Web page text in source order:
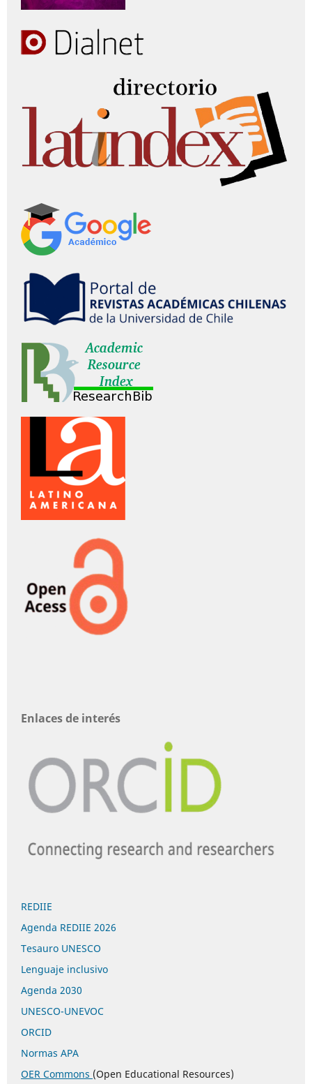
Enlaces de interés
REDIIE
Agenda REDIIE 2026
Tesauro UNESCO
Lenguaje inclusivo
Agenda 2030
UNESCO-UNEVOC
ORCID
Normas APA
OER Commons (Open Educational Resources)